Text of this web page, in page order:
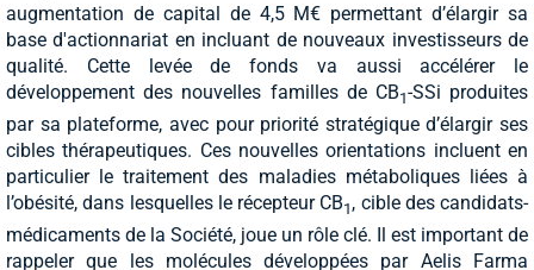
augmentation de capital de 4,5 M€ permettant d’élargir sa
base d'actionnariat en incluant de nouveaux investisseurs de
qualité. Cette levée de fonds va aussi accélérer le
développement des nouvelles familles de CB1-SSi produites
par sa plateforme, avec pour priorité stratégique d’élargir ses
cibles thérapeutiques. Ces nouvelles orientations incluent en
particulier le traitement des maladies métaboliques liées à
l’obésité, dans lesquelles le récepteur CB1, cible des candidats-
médicaments de la Société, joue un rôle clé. Il est important de
rappeler que les molécules développées par Aelis Farma